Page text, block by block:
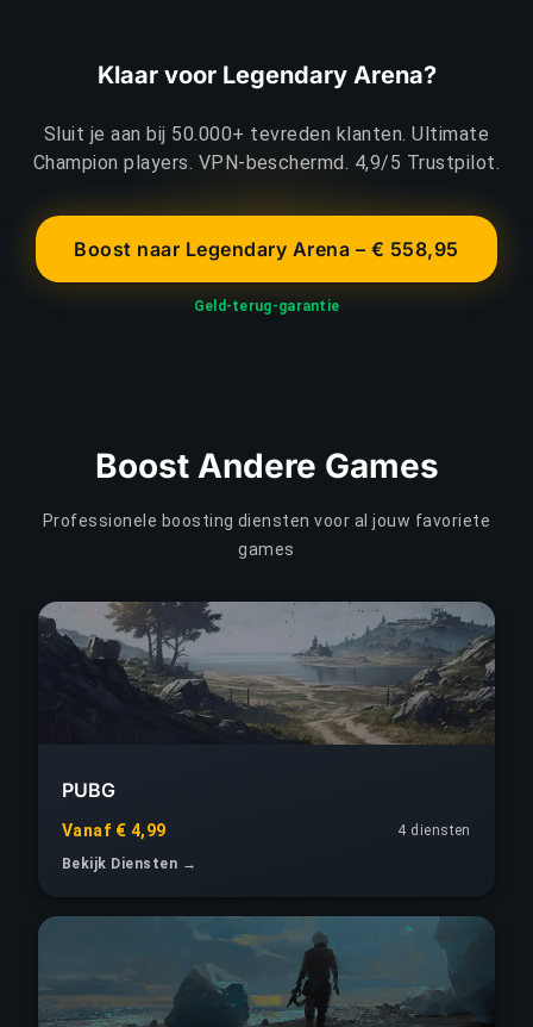
Klaar voor Legendary Arena?
Sluit je aan bij 50.000+ tevreden klanten. Ultimate
Champion players. VPN-beschermd. 4,9/5 Trustpilot.
Boost naar Legendary Arena – € 558,95
Geld-terug-garantie
Boost Andere Games
Professionele boosting diensten voor al jouw favoriete
games
PUBG
Vanaf € 4,99
4 diensten
Bekijk Diensten →